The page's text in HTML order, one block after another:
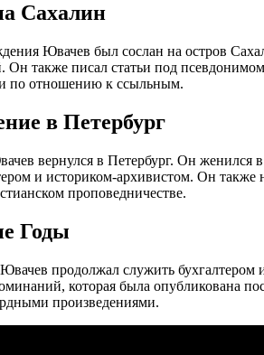
Сахалин
Ювачев был сослан на остров
Он также писал статьи под
по отношению к ссыльным.
в Петербург
вернулся в Петербург. Он женился
и историком-архивистом. Он
проповедничестве.
Годы
продолжал служить бухгалтером
которая была опубликована
произведениями.